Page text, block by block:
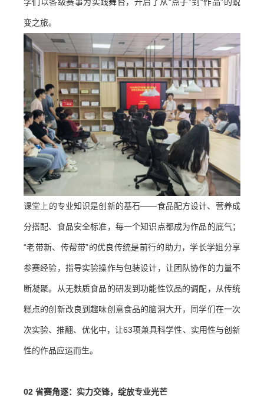
变之旅。
课堂上的专业知识是创新的基石——食品配方设计、营养成
分搭配、食品安全标准，每一个知识点都成为作品的底气；
“老带新、传帮带”的优良传统是前行的助力，学长学姐分享
参赛经验，指导实验操作与包装设计，让团队协作的力量不
断凝聚。从无麸质食品的研发到功能性饮品的调配，从传统
糕点的创新改良到趣味创意食品的脑洞大开，同学们在一次
次实验、推翻、优化中，让63项兼具科学性、实用性与创新
性的作品应运而生。
02 省赛角逐：实力交锋，绽放专业光芒